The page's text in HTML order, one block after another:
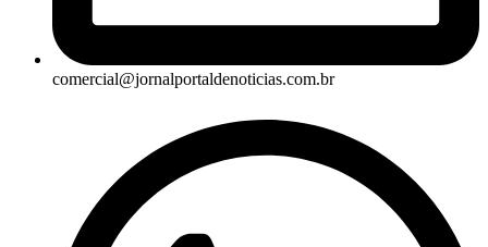
comercial@jornalportaldenoticias.com.br